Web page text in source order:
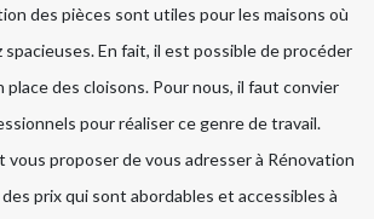
des pièces sont utiles pour les maisons où
spacieuses. En fait, il est possible de procéder
place des cloisons. Pour nous, il faut convier
pour réaliser ce genre de travail.
vous proposer de vous adresser à Rénovation
prix qui sont abordables et accessibles à